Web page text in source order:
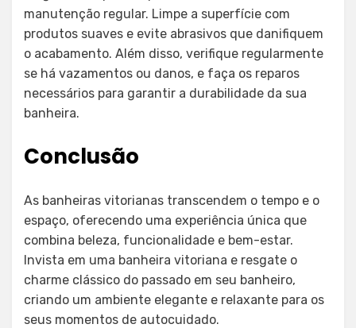
manutenção regular. Limpe a superfície com
produtos suaves e evite abrasivos que danifiquem
o acabamento. Além disso, verifique regularmente
se há vazamentos ou danos, e faça os reparos
necessários para garantir a durabilidade da sua
banheira.
Conclusão
As banheiras vitorianas transcendem o tempo e o
espaço, oferecendo uma experiência única que
combina beleza, funcionalidade e bem-estar.
Invista em uma banheira vitoriana e resgate o
charme clássico do passado em seu banheiro,
criando um ambiente elegante e relaxante para os
seus momentos de autocuidado.